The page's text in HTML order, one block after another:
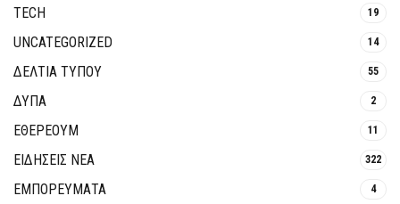
TECH 19
UNCATEGORIZED 14
ΔΕΛΤΙΑ ΤΥΠΟΥ 55
ΔΥΠΑ 2
ΕΘΈΡΕΟΥΜ 11
ΕΙΔΗΣΕΙΣ ΝΕΑ 322
ΕΜΠΟΡΕΥΜΑΤΑ 4